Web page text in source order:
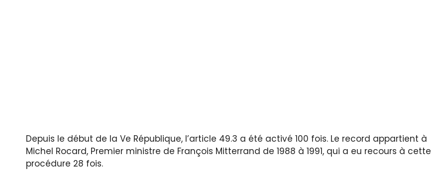
Depuis le début de la Ve République, l’article 49.3 a été activé 100 fois. Le record appartient à
Michel Rocard, Premier ministre de François Mitterrand de 1988 à 1991, qui a eu recours à cette
procédure 28 fois.